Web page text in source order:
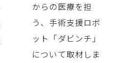
からの医療を担
う、手術支援ロボ
ット「ダビンチ」
について取材しま